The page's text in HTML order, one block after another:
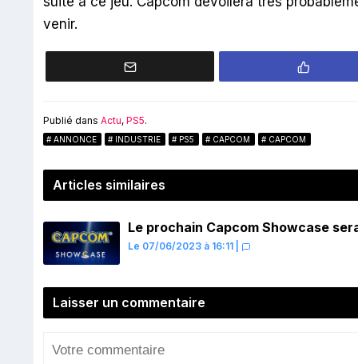
venir.
Publié dans Actu, PS5.
ANNONCE INDUSTRIE PS5 CAPCOM CAPCOM
Articles similaires
Le prochain Capcom Showcase
Le 07/06/2023 à 16:11
Laisser un commentaire